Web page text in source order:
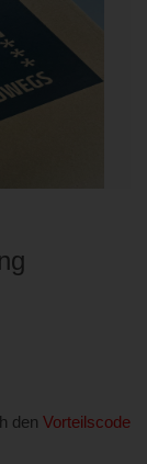
den Vorteilscode